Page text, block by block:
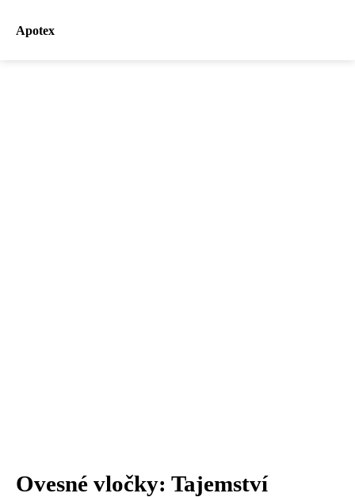
Apotex
Ovesné vločky: Tajemství